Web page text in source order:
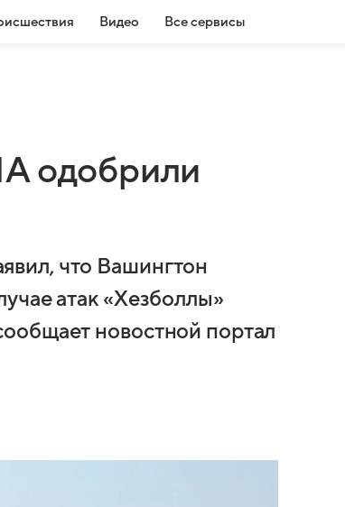
Видео Все сервисы
одобрили
что Вашингтон
атак «Хезболлы»
новостной портал